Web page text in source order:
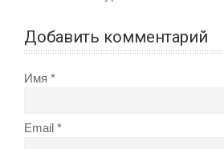
Добавить комментарий
Имя
Email